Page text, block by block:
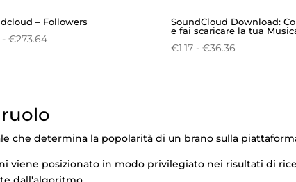
– Followers
- €273.64Fascia
a
€273.64
SoundCloud Download:
e fai scaricare la tua
€1.17 - €36.36
€36.36
che determina la popolarità di un brano sulla
viene posizionato in modo privilegiato nei risultati di